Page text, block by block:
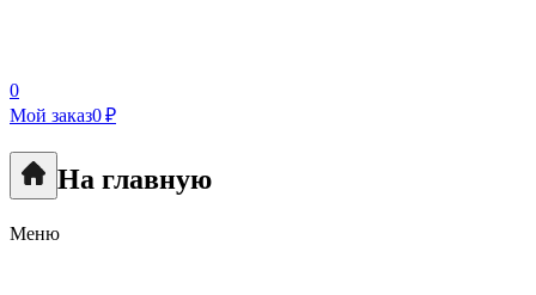
0
Мой заказ0 ₽
На главную
Меню